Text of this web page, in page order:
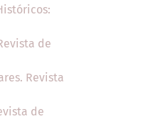
de
Revista
de